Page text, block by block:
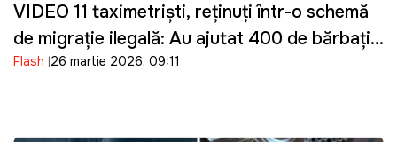
VIDEO 11 taximetriști, reținuți într-o schemă
de migrație ilegală: Au ajutat 400 de bărbați
din Ucraina să intre ilegal în Moldova
Flash 26 martie 2026, 09:11